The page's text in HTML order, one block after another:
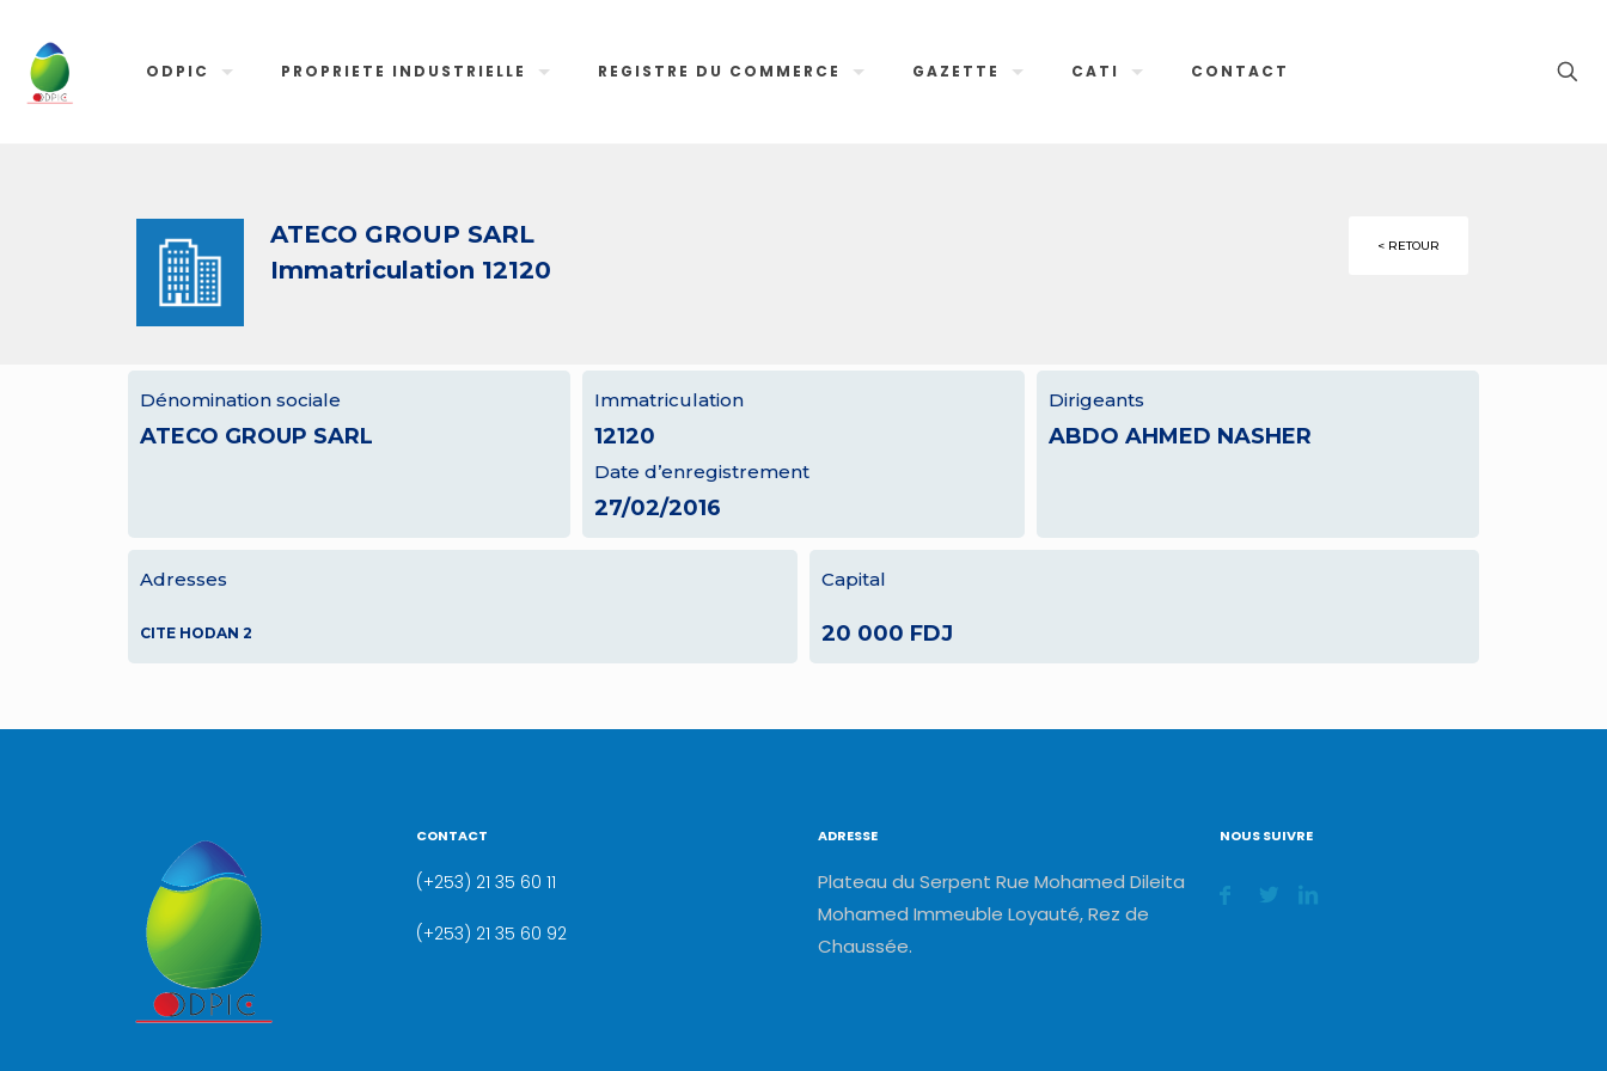
ODPIC PROPRIETE INDUSTRIELLE REGISTRE DU COMMERCE GAZETTE CATI CONTACT
ATECO GROUP SARL
Immatriculation 12120
< RETOUR
Dénomination sociale
ATECO GROUP SARL
Immatriculation
12120
Date d’enregistrement
27/02/2016
Dirigeants
ABDO AHMED NASHER
Adresses
CITE HODAN 2
Capital
20 000 FDJ
CONTACT
(+253) 21 35 60 11
(+253) 21 35 60 92
ADRESSE
Plateau du Serpent Rue Mohamed Dileita
Mohamed Immeuble Loyauté, Rez de
Chaussée.
NOUS SUIVRE